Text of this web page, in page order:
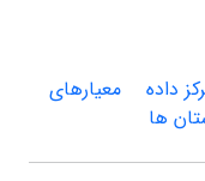
داده
معیارهای
ها